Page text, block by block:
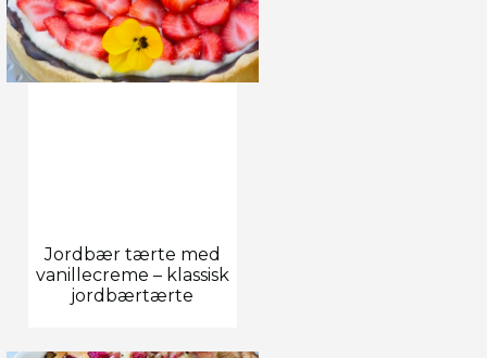
Jordbær tærte med
vanillecreme – klassisk
jordbærtærte